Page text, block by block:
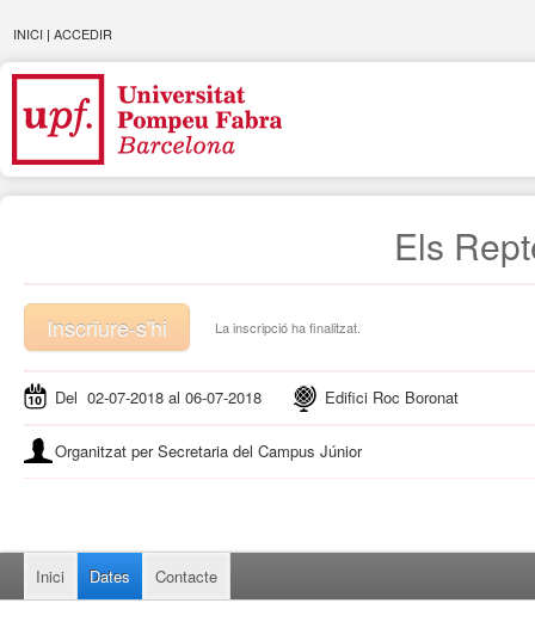
INICI | ACCEDIR
Els
La inscripció ha finalitzat.
Inscriure-s'hi
Del 02-07-2018 al 06-07-2018 Edifici Roc Boronat
Organitzat per Secretaria del Campus Júnior
Inici Dates Contacte